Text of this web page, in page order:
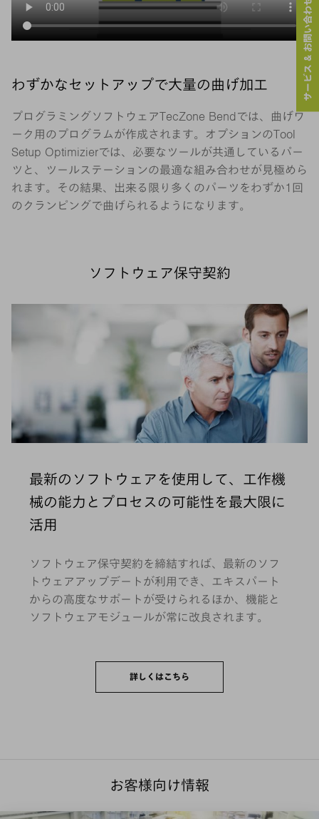
わずかなセットアップで大量の曲げ加工
プログラミングソフトウェアTecZone Bendでは、曲げワ
ーク用のプログラムが作成されます。オプションのTool
Setup Optimizierでは、必要なツールが共通しているパー
ツと、ツールステーションの最適な組み合わせが見極めら
れます。その結果、出来る限り多くのパーツをわずか1回
のクランピングで曲げられるようになります。
ソフトウェア保守契約
最新のソフトウェアを使用して、工作機
械の能力とプロセスの可能性を最大限に
活用
ソフトウェア保守契約を締結すれば、最新のソフ
トウェアアップデートが利用でき、エキスパート
からの高度なサポートが受けられるほか、機能と
ソフトウェアモジュールが常に改良されます。
詳しくはこちら
お客様向け情報
サービス & お問い合わせ